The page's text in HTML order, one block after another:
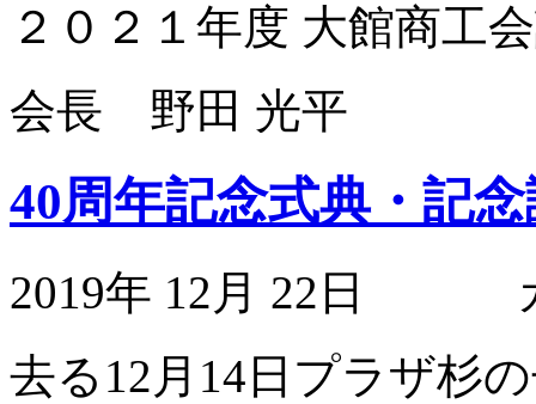
２０２１年度 大館商工
会長 野田 光平
40周年記念式典・記
2019年 12月 22日
去る12月14日プラザ杉